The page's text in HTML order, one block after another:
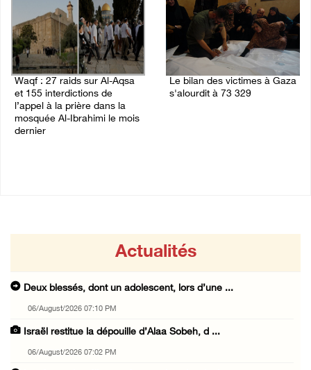
Waqf : 27 raids sur Al-Aqsa
et 155 interdictions de
l’appel à la prière dans la
mosquée Al-Ibrahimi le mois
dernier
Le bilan des victimes à Gaza
s'alourdit à 73 329
Actualités
Deux blessés, dont un adolescent, lors d’une ...
06/August/2026 07:10 PM
Israël restitue la dépouille d’Alaa Sobeh, d ...
06/August/2026 07:02 PM